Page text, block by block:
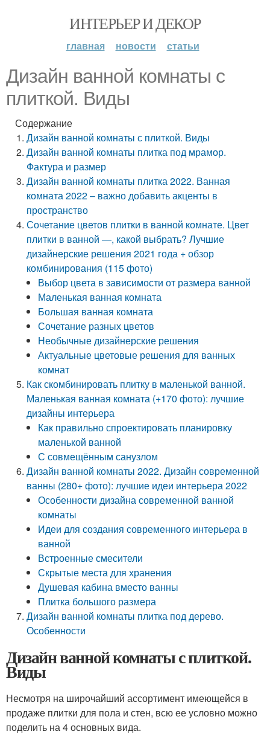
ИНТЕРЬЕР И ДЕКОР
главная новости статьи
Дизайн ванной комнаты с
плиткой. Виды
Содержание
Дизайн ванной комнаты с плиткой. Виды
Дизайн ванной комнаты плитка под мрамор.
Фактура и размер
Дизайн ванной комнаты плитка 2022. Ванная
комната 2022 – важно добавить акценты в
пространство
Сочетание цветов плитки в ванной комнате. Цвет
плитки в ванной —, какой выбрать? Лучшие
дизайнерские решения 2021 года + обзор
комбинирования (115 фото)
Выбор цвета в зависимости от размера ванной
Маленькая ванная комната
Большая ванная комната
Сочетание разных цветов
Необычные дизайнерские решения
Актуальные цветовые решения для ванных
комнат
Как скомбинировать плитку в маленькой ванной.
Маленькая ванная комната (+170 фото): лучшие
дизайны интерьера
Как правильно спроектировать планировку
маленькой ванной
С совмещённым санузлом
Дизайн ванной комнаты 2022. Дизайн современной
ванны (280+ фото): лучшие идеи интерьера 2022
Особенности дизайна современной ванной
комнаты
Идеи для создания современного интерьера в
ванной
Встроенные смесители
Скрытые места для хранения
Душевая кабина вместо ванны
Плитка большого размера
Дизайн ванной комнаты плитка под дерево.
Особенности
Дизайн ванной комнаты с плиткой.
Виды
Несмотря на широчайший ассортимент имеющейся в
продаже плитки для пола и стен, всю ее условно можно
поделить на 4 основных вида.